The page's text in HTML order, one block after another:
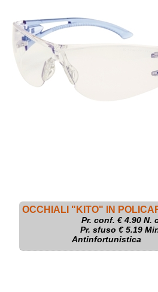
OCCHIALI "KITO" IN
Pr. conf. €4.90N.
Pr. sfuso € 5.19
Antinfortunistica